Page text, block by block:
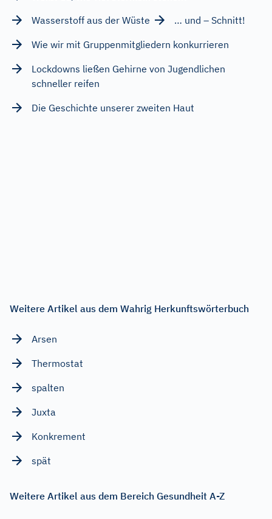
Wasserstoff aus der Wüste
… und – Schnitt!
Wie wir mit Gruppenmitgliedern konkurrieren
Lockdowns ließen Gehirne von Jugendlichen
schneller reifen
Die Geschichte unserer zweiten Haut
Weitere Artikel aus dem Wahrig Herkunftswörterbuch
Arsen
Thermostat
spalten
Juxta
Konkrement
spät
Weitere Artikel aus dem Bereich Gesundheit A-Z